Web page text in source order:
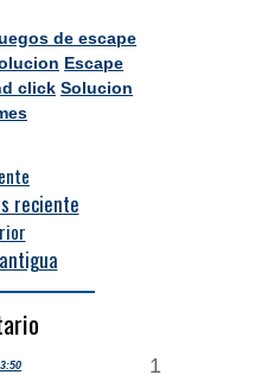
de escape
Escape
click Solucion
reciente